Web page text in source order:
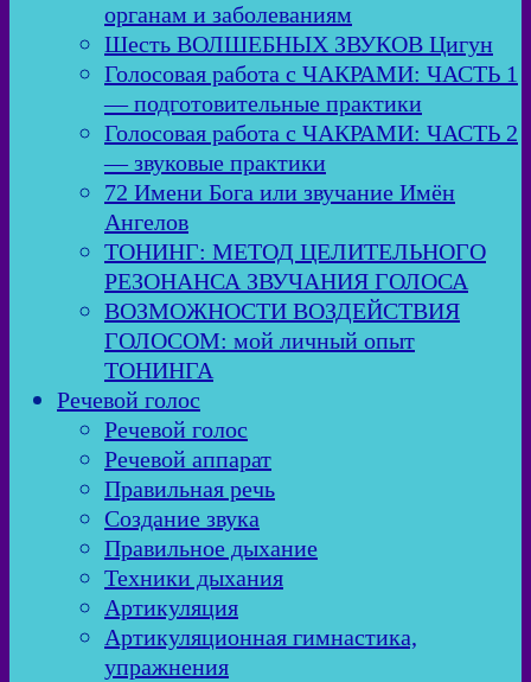
органам и заболеваниям
Шесть ВОЛШЕБНЫХ ЗВУКОВ Цигун
Голосовая работа с ЧАКРАМИ: ЧАСТЬ 1
— подготовительные практики
Голосовая работа с ЧАКРАМИ: ЧАСТЬ 2
— звуковые практики
72 Имени Бога или звучание Имён
Ангелов
ТОНИНГ: МЕТОД ЦЕЛИТЕЛЬНОГО
РЕЗОНАНСА ЗВУЧАНИЯ ГОЛОСА
ВОЗМОЖНОСТИ ВОЗДЕЙСТВИЯ
ГОЛОСОМ: мой личный опыт
ТОНИНГА
Речевой голос
Речевой голос
Речевой аппарат
Правильная речь
Создание звука
Правильное дыхание
Техники дыхания
Артикуляция
Артикуляционная гимнастика,
упражнения